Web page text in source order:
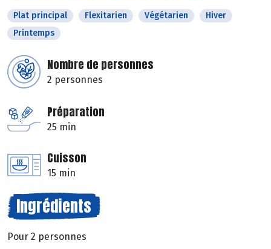
Plat principal Flexitarien Végétarien
Hiver
Printemps
Nombre de personnes
2 personnes
Préparation
25 min
Cuisson
15 min
Ingrédients
Pour 2 personnes